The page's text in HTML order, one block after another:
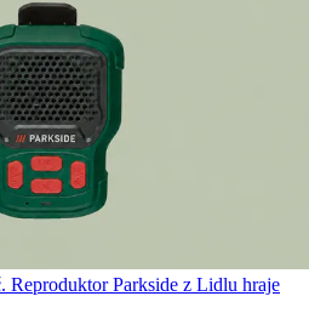
Reproduktor Parkside z Lidlu hraje